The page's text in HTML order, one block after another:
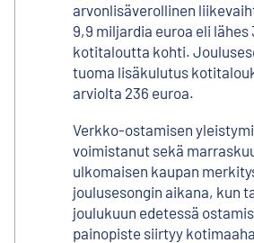
arvonlisäverollinen
9,9 miljardia euroa eli lähes
kotitaloutta kohti.
tuoma lisäkulutus
arviolta 236 euroa.
Verkko-ostamisen
voimistanut sekä
ulkomaisen kaupan
joulusesongin aikana, kun
joulukuun edetessä
painopiste siirtyy